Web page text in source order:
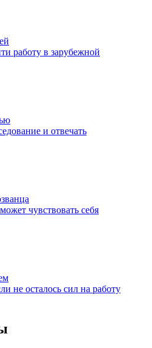
работу в зарубежной
и отвечать
чувствовать себя
не осталось сил на работу